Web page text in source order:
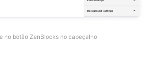
no botão ZenBlocks no cabeçalho